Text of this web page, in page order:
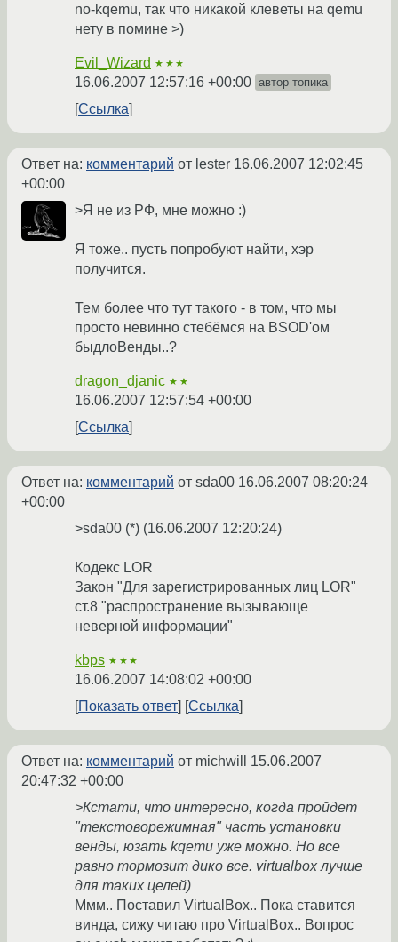
no-kqemu, так что никакой клеветы на qemu
нету в помине >)
Evil_Wizard ★★★
16.06.2007 12:57:16 +00:00 автор топика
Ссылка
Ответ на: комментарий от lester 16.06.2007 12:02:45
+00:00
>Я не из РФ, мне можно :)
Я тоже.. пусть попробуют найти, хэр
получится.
Тем более что тут такого - в том, что мы
просто невинно стебёмся на BSOD'ом
быдлоВенды..?
dragon_djanic ★★
16.06.2007 12:57:54 +00:00
Ссылка
Ответ на: комментарий от sda00 16.06.2007 08:20:24
+00:00
>sda00 (*) (16.06.2007 12:20:24)
Кодекс LOR
Закон "Для зарегистрированных лиц LOR"
ст.8 "распространение вызывающе
неверной информации"
kbps ★★★
16.06.2007 14:08:02 +00:00
Показать ответ
Ссылка
Ответ на: комментарий от michwill 15.06.2007
20:47:32 +00:00
>Кстати, что интересно, когда пройдет
"текстоворежимная" часть установки
венды, юзать kqemu уже можно. Но все
равно тормозит дико все. virtualbox лучше
для таких целей)
Ммм.. Поставил VirtualBox.. Пока ставится
винда, сижу читаю про VirtualBox.. Вопрос